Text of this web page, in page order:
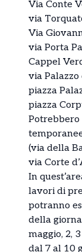
Via Conte
via
Via
via Porta
Cappel
via Palazzo
piazza
piazza
Potrebbero
(via della
via Corte
In
lavori di
potranno
della
maggio, 2,
dal 7 al 10